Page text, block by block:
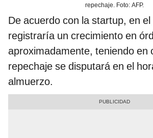
repechaje. Foto: AFP.
De acuerdo con la startup, en
registraría un crecimiento en
aproximadamente, teniendo en
repechaje se disputará en el
almuerzo.